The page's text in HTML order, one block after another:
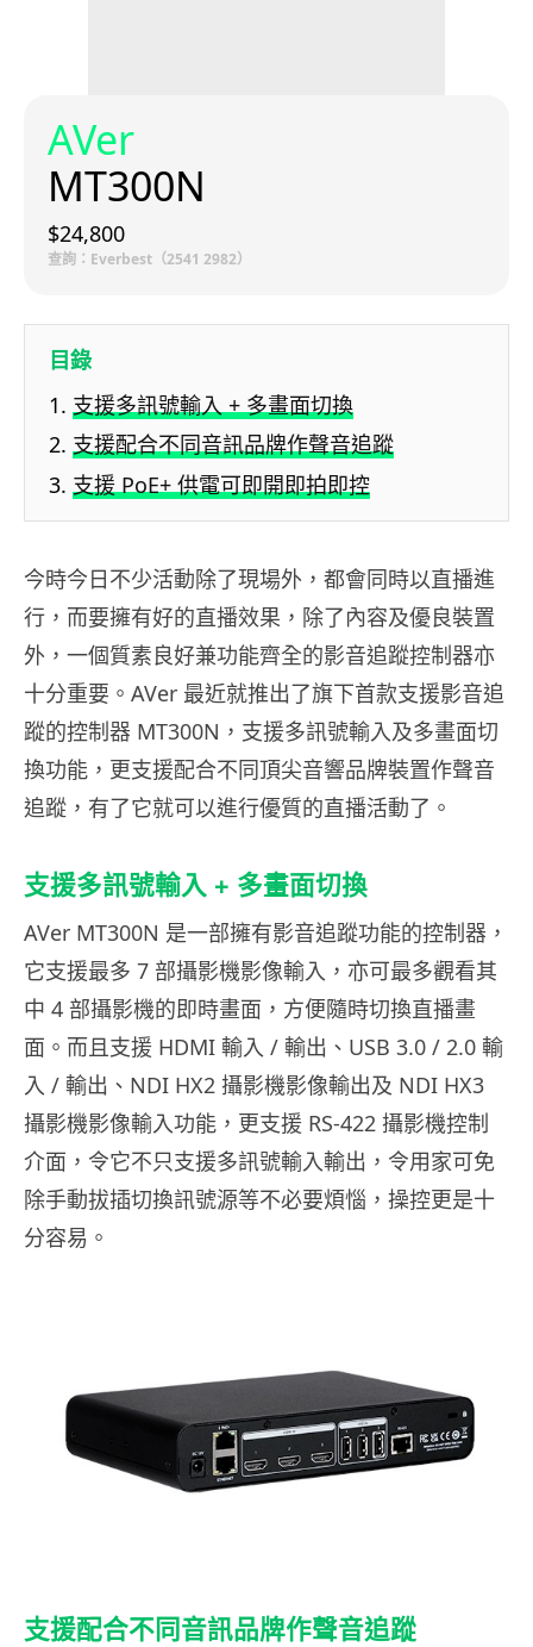
AVer
MT300N
$24,800
查詢：Everbest（2541 2982）
目錄
支援多訊號輸入 + 多畫面切換
支援配合不同音訊品牌作聲音追蹤
支援 PoE+ 供電可即開即拍即控
今時今日不少活動除了現場外，都會同時以直播進
行，而要擁有好的直播效果，除了內容及優良裝置
外，一個質素良好兼功能齊全的影音追蹤控制器亦
十分重要。AVer 最近就推出了旗下首款支援影音追
蹤的控制器 MT300N，支援多訊號輸入及多畫面切
換功能，更支援配合不同頂尖音響品牌裝置作聲音
追蹤，有了它就可以進行優質的直播活動了。
支援多訊號輸入 + 多畫面切換
AVer MT300N 是一部擁有影音追蹤功能的控制器，
它支援最多 7 部攝影機影像輸入，亦可最多觀看其
中 4 部攝影機的即時畫面，方便隨時切換直播畫
面。而且支援 HDMI 輸入 / 輸出、USB 3.0 / 2.0 輸
入 / 輸出、NDI HX2 攝影機影像輸出及 NDI HX3
攝影機影像輸入功能，更支援 RS-422 攝影機控制
介面，令它不只支援多訊號輸入輸出，令用家可免
除手動拔插切換訊號源等不必要煩惱，操控更是十
分容易。
支援配合不同音訊品牌作聲音追蹤